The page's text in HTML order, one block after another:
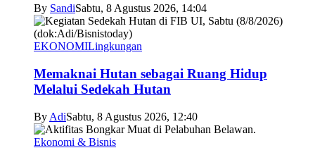
By SandiSabtu, 8 Agustus 2026, 14:04
EKONOMILingkungan
Memaknai Hutan sebagai Ruang Hidup
Melalui Sedekah Hutan
By AdiSabtu, 8 Agustus 2026, 12:40
Ekonomi & Bisnis